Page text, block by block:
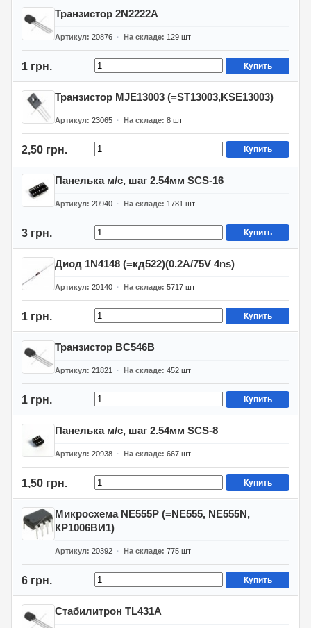
Транзистор 2N2222A
Артикул 20876 На складе 129 шт
1 грн. Купить
Транзистор MJE13003 (=ST13003,KSE13003)
Артикул 23065 На складе 8 шт
2,50 грн. Купить
Панелька м/с, шаг 2.54мм SCS-16
Артикул 20940 На складе 1781 шт
3 грн. Купить
Диод 1N4148 (=кд522)(0.2A/75V 4ns)
Артикул 20140 На складе 5717 шт
1 грн. Купить
Транзистор BC546B
Артикул 21821 На складе 452 шт
1 грн. Купить
Панелька м/с, шаг 2.54мм SCS-8
Артикул 20938 На складе 667 шт
1,50 грн. Купить
Микросхема NE555P (=NE555, NE555N,
КР1006ВИ1)
Артикул 20392 На складе 775 шт
6 грн. Купить
Стабилитрон TL431A